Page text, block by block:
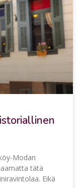
Modan
tätä
Eikä